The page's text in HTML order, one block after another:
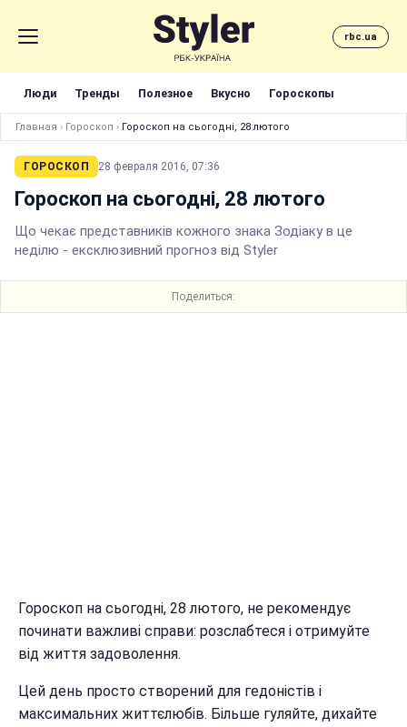
rbc.ua
Люди Тренды Полезное Вкусно Гороскопы
Главная › Гороскоп › Гороскоп на сьогодні, 28 лютого
ГОРОСКОП 28 февраля 2016, 07:36
Гороскоп на сьогодні, 28 лютого
Що чекає представників кожного знака Зодіаку в це
неділю - ексклюзивний прогноз від Styler
Поделиться:
Гороскоп на сьогодні, 28 лютого, не рекомендує
починати важливі справи: розслабтеся і отримуйте
від життя задоволення.
Цей день просто створений для гедоністів і
максимальних життєлюбів. Більше гуляйте, дихайте